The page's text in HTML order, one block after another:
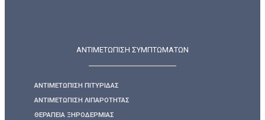
ΑΝΤΙΜΕΤΩΠΙΣΗ ΣΥΜΠΤΩΜΑΤΩΝ
ΑΝΤΙΜΕΤΏΠΙΣΗ ΠΙΤΥΡΊΔΑΣ
ΑΝΤΙΜΕΤΏΠΙΣΗ ΛΙΠΑΡΌΤΗΤΑΣ
ΘΕΡΑΠΕΊΑ ΞΗΡΟΔΕΡΜΊΑΣ